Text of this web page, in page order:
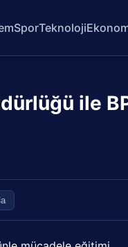
SporTeknoloji
ile